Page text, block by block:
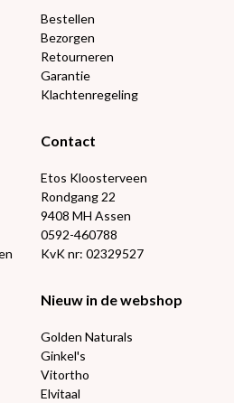
Bestellen
Bezorgen
Retourneren
Garantie
Klachtenregeling
Contact
Etos Kloosterveen
Rondgang 22
9408 MH Assen
0592-460788
KvK nr: 02329527
Nieuw in de webshop
Golden Naturals
Ginkel's
Vitortho
Elvitaal